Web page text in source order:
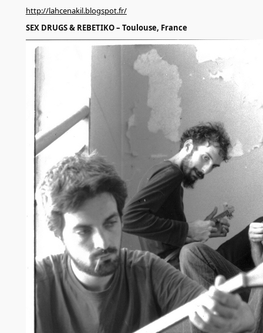
http://lahcenakil.blogspot.fr/
SEX DRUGS & REBETIKO – Toulouse, France